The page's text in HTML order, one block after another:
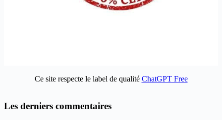
Ce site respecte le label de qualité ChatGPT Free
Les derniers commentaires